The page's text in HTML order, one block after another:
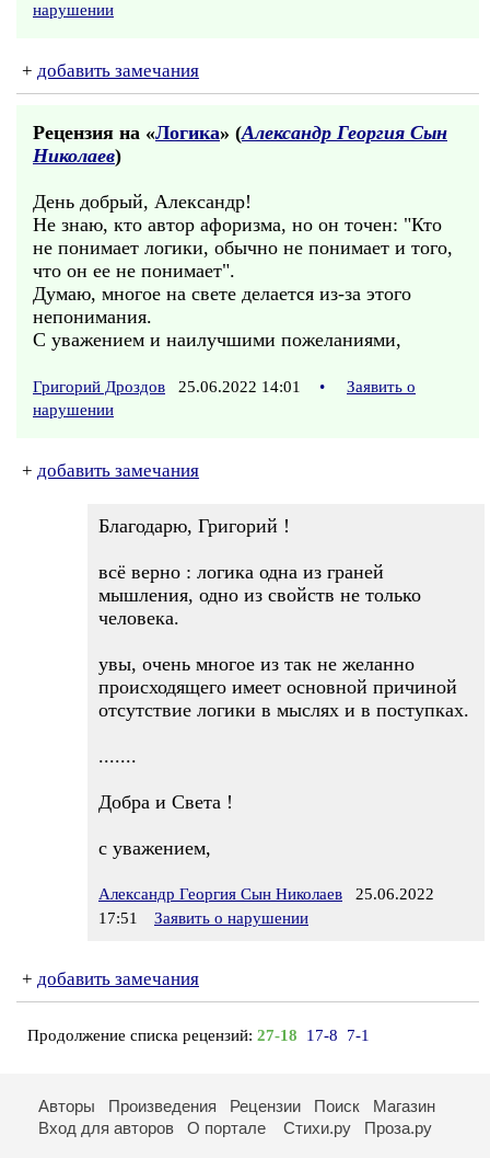
нарушении
+ добавить замечания
Рецензия на «Логика» (Александр Георгия Сын
Николаев)
День добрый, Александр!
Не знаю, кто автор афоризма, но он точен: "Кто
не понимает логики, обычно не понимает и того,
что он ее не понимает".
Думаю, многое на свете делается из-за этого
непонимания.
С уважением и наилучшими пожеланиями,
Григорий Дроздов 25.06.2022 14:01 •
Заявить о
нарушении
+ добавить замечания
Благодарю, Григорий !
всё верно : логика одна из граней
мышления, одно из свойств не только
человека.
увы, очень многое из так не желанно
происходящего имеет основной причиной
отсутствие логики в мыслях и в поступках.
.......
Добра и Света !
с уважением,
Александр Георгия Сын Николаев 25.06.2022
17:51
Заявить о нарушении
+ добавить замечания
Продолжение списка рецензий: 27-18 17-8 7-1
Авторы Произведения Рецензии Поиск
Магазин
Вход для авторов
О портале Стихи.ру Проза.ру